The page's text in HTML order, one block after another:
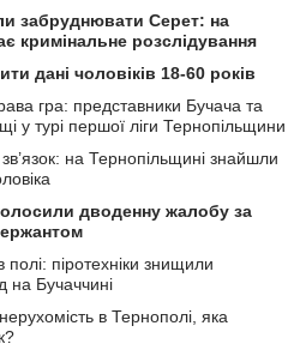
забруднювати Серет: на
кримінальне розслідування
дані чоловіків 18-60 років
гра: представники Бучача та
у турі першої ліги Тернопільщини
на Тернопільщині знайшли
дводенну жалобу за
піротехніки знищили
на Бучаччині
в Тернополі, яка